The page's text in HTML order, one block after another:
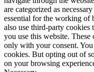
are categorized as
essential for the working of
also use third-party cookies
you use this website.
only with your consent.
cookies. But opting out of
on your browsing